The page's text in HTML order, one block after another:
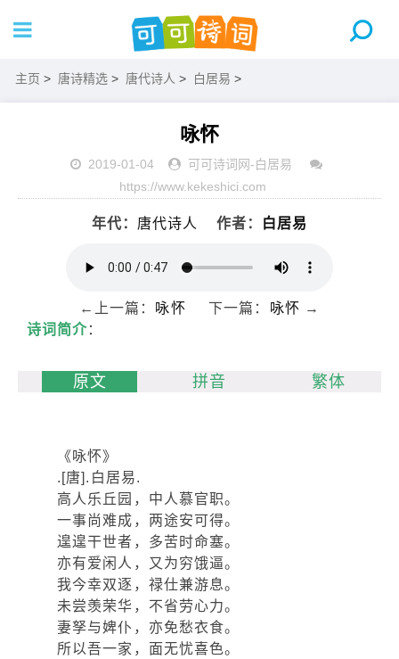
主页 > 唐诗精选 > 唐代诗人 > 白居易 >
咏怀
2019-01-04 可可诗词网-白居易
https://www.kekeshici.com
年代： 唐代诗人 作者： 白居易
←上一篇： 咏怀 下一篇： 咏怀 →
诗词简介：
原文 拼音 繁体
《咏怀》
.[唐].白居易.
高人乐丘园，中人慕官职。
一事尚难成，两途安可得。
遑遑干世者，多苦时命塞。
亦有爱闲人，又为穷饿逼。
我今幸双逐，禄仕兼游息。
未尝羡荣华，不省劳心力。
妻孥与婢仆，亦免愁衣食。
所以吾一家，面无忧喜色。